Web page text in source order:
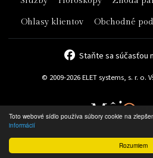
Rozumiem
Toto webové sídlo používa súbory cookie na
informácií
Ohlasy klientov Obchodné
Staňte sa súčasťou
© 2009-2026 ELET systems, s. r. o.